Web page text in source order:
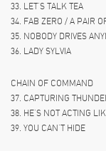
33. LET’S TALK TEA
34. FAB ZERO / A PAIR
35. NOBODY DRIVES
36. LADY SYLVIA
CHAIN OF COMMAND
37. CAPTURING
38. HE’S NOT ACTING
39. YOU CAN’T HIDE